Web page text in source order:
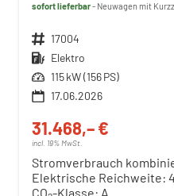
sofort lieferbar Neuwagen mit
Fahrzeugnr. 17004
Kraftstoff Elektro
Leistung 115 kW (156 PS)
17.06.2026
31.468,– €
incl. 19% MwSt.
Stromverbrauch
Elektrische Reichweite:
CO -Klasse: A